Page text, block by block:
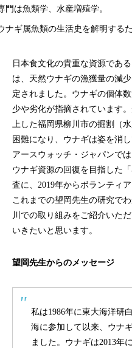
門は魚類学、水産増殖学。
ナギ属魚類の生活史を解明する
日本食文化の貴重な資源であ
は、天然ウナギの漁獲量の減
定されました。ウナギの個体
少や劣化が指摘されています
上した福岡県柳川市の掘割（
困難になり、ウナギは姿を消し
アースウォッチ・ジャパンで
ウナギ資源の回復を目指した
査に、2019年からボランティ
これまでの望岡先生の研究で
川での取り組みをご紹介いた
いきたいと思います。
望岡先生からのメッセージ
私は1986年に東大海洋研
海に参加して以来、ウナ
ました。ウナギは2013年